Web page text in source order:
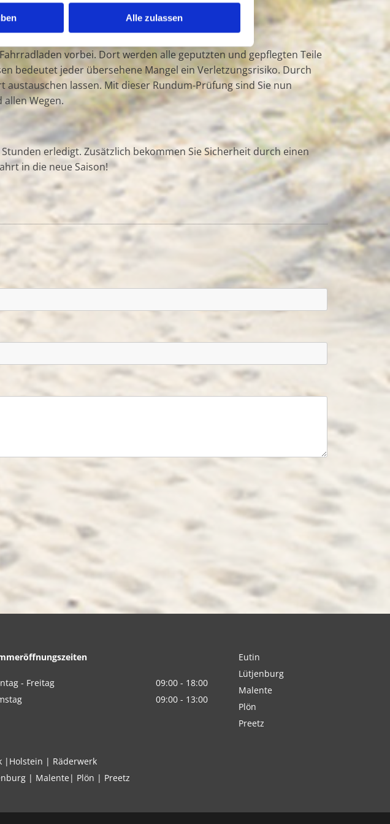
Alle zulassen
vorbei. Dort werden alle geputzten und gepflegten Teile
bedeutet jeder übersehene Mangel ein Verletzungsrisiko. Durch
lassen. Mit dieser Rundum-Prüfung sind Sie nun
Wegen.
erledigt. Zusätzlich bekommen Sie Sicherheit durch einen
in die neue Saison!
- Freitag
09:00 - 18:00
09:00 - 13:00
Eutin
Lütjenburg
Malente
Plön
Preetz
| Holstein | Räderwerk
| Malente| Plön | Preetz